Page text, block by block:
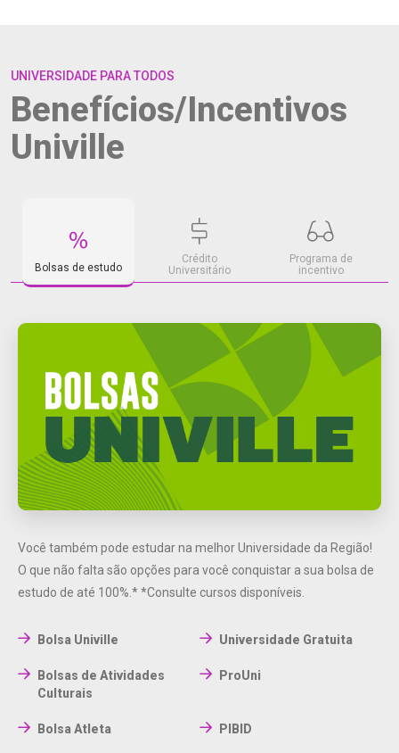
UNIVERSIDADE PARA TODOS
Benefícios/Incentivos
Univille
Bolsas de estudo
Crédito
Universitário
Programa de
incentivo
Você também pode estudar na melhor Universidade da Região!
O que não falta são opções para você conquistar a sua bolsa de
estudo de até 100%.**Consulte cursos disponíveis.
Bolsa Univille Universidade Gratuita
Bolsas de Atividades
Culturais
ProUni
Bolsa Atleta PIBID